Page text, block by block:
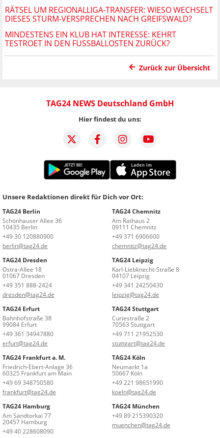
RÄTSEL UM REGIONALLIGA-TRANSFER: WIESO WECHSELT
DIESES STURM-VERSPRECHEN NACH GREIFSWALD?
MINDESTENS EIN KLUB HAT INTERESSE: KEHRT
TESTROET IN DEN FUSSBALLOSTEN ZURÜCK?
Zurück zur Übersicht
TAG24 NEWS Deutschland GmbH
Hier findest du uns:
Unsere Redaktionen direkt für Dich vor Ort:
TAG24 Berlin
Schönhauser Allee 36
10435 Berlin
+49 30 120880900
berlin@tag24.de
TAG24 Chemnitz
Am Rathaus 2
09111 Chemnitz
+49 371 6906600
chemnitz@tag24.de
TAG24 Dresden
Ostra-Allee 18
01067 Dresden
+49 351 888-2424
dresden@tag24.de
TAG24 Leipzig
Karl-Liebknecht-Straße 8
04107 Leipzig
+49 341 24250430
leipzig@tag24.de
TAG24 Erfurt
Bahnhofstraße 38
99084 Erfurt
+49 361 34947880
erfurt@tag24.de
TAG24 Stuttgart
Curiestraße 2
70563 Stuttgart
+49 711 21952530
stuttgart@tag24.de
TAG24 Frankfurt a. M.
Friedrich-Ebert-Anlage 36
60325 Frankfurt am Main
+49 69 348750580
frankfurt@tag24.de
TAG24 Köln
Neumarkt 1a
50667 Köln
+49 221 98651990
koeln@tag24.de
TAG24 Hamburg
Am Sandtorkai 77
20457 Hamburg
+49 40 228608090
TAG24 München
+49 89 215390320
muenchen@tag24.de